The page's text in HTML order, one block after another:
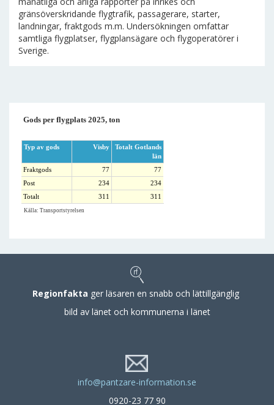
gränsöverskridande flygtrafik, passagerare, starter,
landningar, fraktgods m.m. Undersökningen omfattar
samtliga flygplatser, flygplansägare och flygoperatörer i
Sverige.
Gods per flygplats 2025, ton
Typ av gods Visby
Totalt Gotlands
län
Fraktgods
77
77
Post
234
234
Totalt
311 311
Källa: Transportstyrelsen
Regionfakta ger läsaren en snabb och lättillgänglig
bild av länet och kommunerna i länet
info@pantzare-information.se
0920-23 77 90